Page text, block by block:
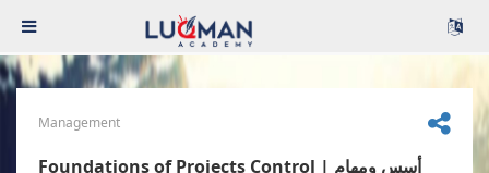
Management
Foundations of Projects Control | أسس ومهام